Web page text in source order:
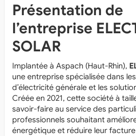
Présentation de
l’entreprise
SOLAR
Implantée à Aspach (Haut-Rhin),
une entreprise spécialisée dans
d’électricité générale et les
Créée en 2021, cette société à
savoir-faire au service des
professionnels souhaitant
énergétique et réduire leur facture